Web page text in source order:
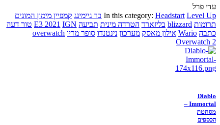
עדי פרל
In this category: Headstart Level Up בר גיימינג קמפיין מימון המונים
תרומות blizzard בליזארד הטרדה מינית תביעה E3 2021 IGN
טור דעה
כתבה Wario אילון מאסק מערכון נינטנדו סופר מריו overwatch
Overwatch 2
Diablo
Immortal –
מסחטת
הכספים